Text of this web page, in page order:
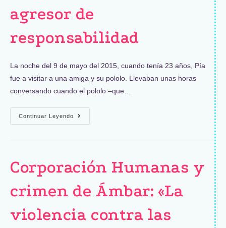
agresor de
responsabilidad
La noche del 9 de mayo del 2015, cuando tenía 23 años, Pía
fue a visitar a una amiga y su pololo. Llevaban unas horas
conversando cuando el pololo –que…
Continuar Leyendo
Corporación Humanas y
crimen de Ámbar: «La
violencia contra las